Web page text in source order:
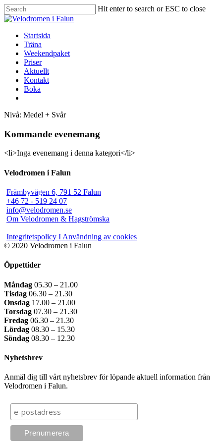
Hit enter to search or ESC to close
Startsida
Träna
Weekendpaket
Priser
Aktuellt
Kontakt
Boka
Nivå: Medel + Svår
Kommande evenemang
<li>Inga evenemang i denna kategori</li>
Velodromen i Falun
Främbyvägen 6, 791 52 Falun
+46 72 - 519 24 07
info@velodromen.se
Om Velodromen & Hagströmska
Integritetspolicy I Användning av cookies
© 2020 Velodromen i Falun
Öppettider
Måndag 05.30 – 21.00
Tisdag 06.30 – 21.30
Onsdag 17.00 – 21.00
Torsdag 07.30 – 21.30
Fredag 06.30 – 21.30
Lördag 08.30 – 15.30
Söndag 08.30 – 12.30
Nyhetsbrev
Anmäl dig till vårt nyhetsbrev för löpande aktuell information från
Velodromen i Falun.